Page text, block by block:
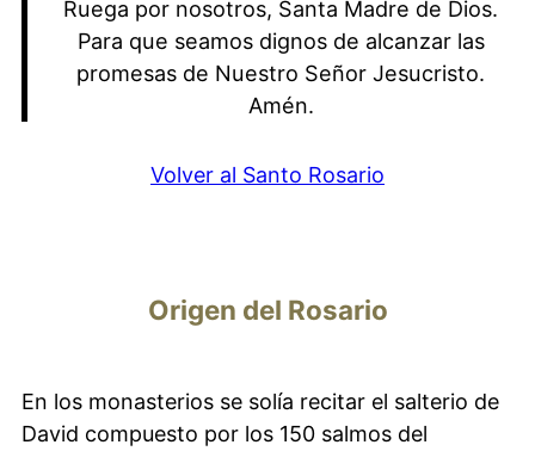
Ruega por nosotros, Santa Madre de Dios.
Para que seamos dignos de alcanzar las
promesas de Nuestro Señor Jesucristo.
Amén.
Volver al Santo Rosario
Origen del Rosario
En los monasterios se solía recitar el salterio de
David compuesto por los 150 salmos​ del